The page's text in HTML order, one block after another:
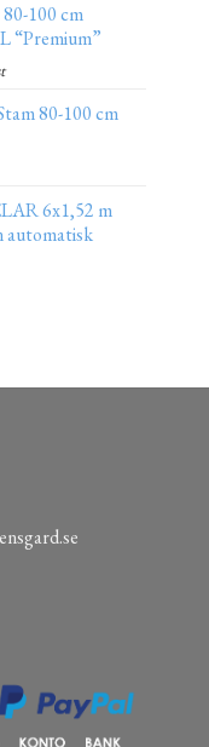
100 cm
“Premium”
80-100 cm
6x1,52 m
automatisk